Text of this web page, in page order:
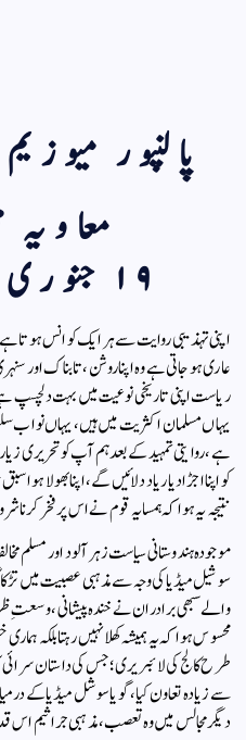
پالنپور
معاویہ
۱۹ جنوری، ۲۰۲۶ء
اپنی تہذیبی روایت سے ہر ایک کو انس ہوتا
عاری ہو جاتی ہے وہ اپنا روشن، تابناک اور
ریاست اپنی تاریخی نوعیت میں بہت دلچسپ
یہاں مسلمان اکثریت میں ہیں، یہاں نواب
ہے، روایتی تمہید کے بعد ہم آپ کو
کو اپنا اجڑا دیار یاد دلائیں گے، اپنا بھولا
نتیجہ یہ ہوا کہ ہمسایہ قوم نے اس پر فخر کرنا
موجودہ ہندوستانی سیاست زہر آلود اور
سوشیل میڈیا کی وجہ سے مذہبی عصبیت میں
والے سبھی برادران نے خندہ پیشانی، وسعتِ
محسوس ہوا کہ یہ ہمیشہ کھلا نہیں رہتا بلکہ
طرح کالج کی لائبریری؛ جس کی داستان
سے زیادہ تعاون کیا، گویا سوشل میڈیا کے
دیگر مجالس میں وہ تعصب، مذہبی جراثیم